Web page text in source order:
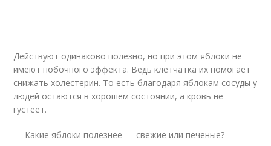
Действуют одинаково полезно, но при этом яблоки не
имеют побочного эффекта. Ведь клетчатка их помогает
снижать холестерин. То есть благодаря яблокам сосуды у
людей остаются в хорошем состоянии, а кровь не
густеет.
— Какие яблоки полезнее — свежие или печеные?